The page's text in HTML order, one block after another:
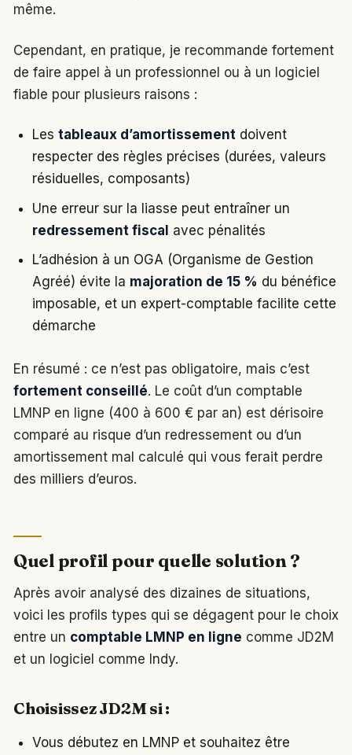
même.
Cependant, en pratique, je recommande fortement
de faire appel à un professionnel ou à un logiciel
fiable pour plusieurs raisons :
Les tableaux d’amortissementdoivent
respecter des règles précises (durées, valeurs
résiduelles, composants)
Une erreur sur la liasse peut entraîner un
redressement fiscal avec pénalités
L’adhésion à un OGA (Organisme de Gestion
Agréé) évite la majoration de 15 % du bénéfice
imposable, et un expert-comptable facilite cette
démarche
En résumé : ce n’est pas obligatoire, mais c’est
fortement conseillé. Le coût d’un comptable
LMNP en ligne (400 à 600 € par an) est dérisoire
comparé au risque d’un redressement ou d’un
amortissement mal calculé qui vous ferait perdre
des milliers d’euros.
Quel profil pour quelle solution ?
Après avoir analysé des dizaines de situations,
voici les profils types qui se dégagent pour le choix
entre un comptable LMNP en ligne comme JD2M
et un logiciel comme Indy.
Choisissez JD2M si :
Vous débutez en LMNP et souhaitez être